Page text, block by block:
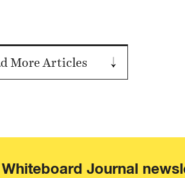
More Articles
Journal